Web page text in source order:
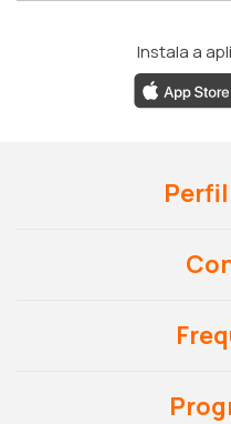
Instala a